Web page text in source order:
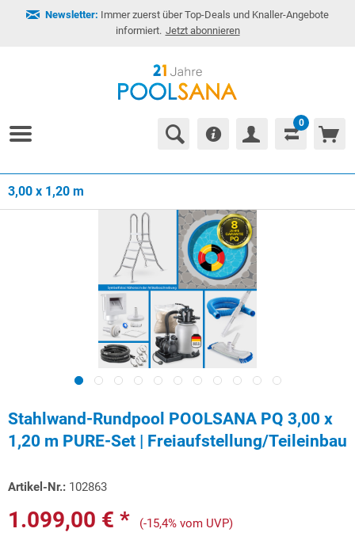
Newsletter: Immer zuerst über Top-Deals und Knaller-Angebote
informiert. Jetzt abonnieren
0
3,00 x 1,20 m
Stahlwand-Rundpool POOLSANA PQ 3,00 x
1,20 m PURE-Set | Freiaufstellung/Teileinbau
Artikel-Nr.: 102863
1.099,00 € *
(-15,4% vom UVP)